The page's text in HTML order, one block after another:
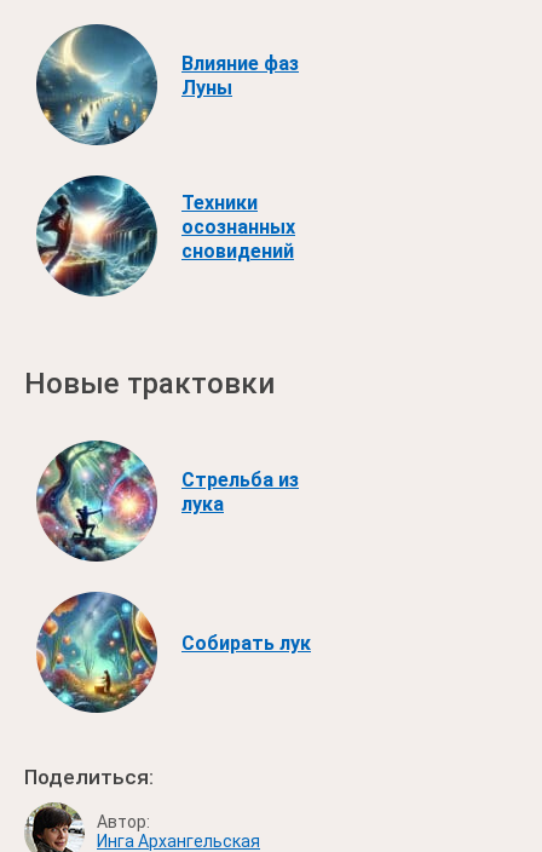
Влияние фаз
Луны
Техники
осознанных
сновидений
Новые трактовки
Стрельба из
лука
Собирать лук
Поделиться:
Автор:
Инга Архангельская